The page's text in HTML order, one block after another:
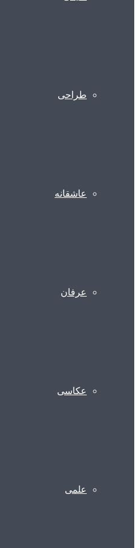
طراحی
عاشقانه
عرفان
عکاسی
علمی